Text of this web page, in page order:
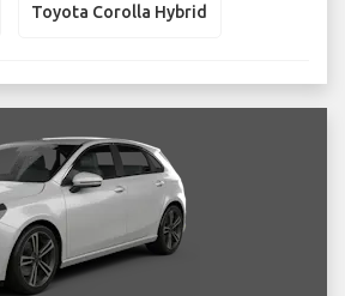
Toyota Corolla Hybrid